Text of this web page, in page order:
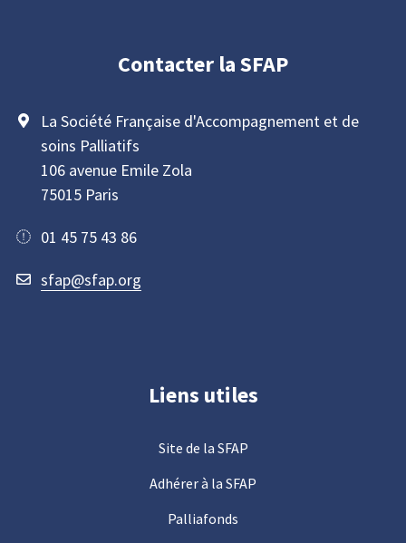
Contacter la SFAP
La Société Française d'Accompagnement et de
soins Palliatifs
106 avenue Emile Zola
75015 Paris
01 45 75 43 86
sfap@sfap.org
Liens utiles
Site de la SFAP
Adhérer à la SFAP
Palliafonds